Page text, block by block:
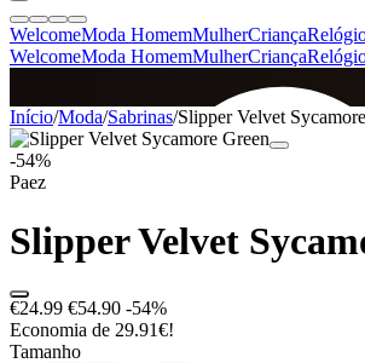
WelcomeModa HomemMulherCriança
WelcomeModa HomemMulherCriança
SINCE 2005
Início/Moda/Sabrinas/Slipper Velvet
-54%
Paez
Slipper Velvet
€24.99 €54.90 -54%
Economia de 29.91€!
Tamanho